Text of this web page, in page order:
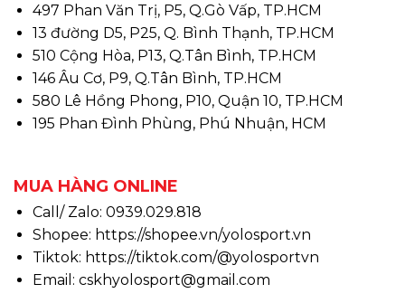
497 Phan Văn Trị, P5, Q.Gò Vấp, TP.HCM
13 đường D5, P25, Q. Bình Thạnh, TP.HCM
510 Cộng Hòa, P13, Q.Tân Bình, TP.HCM
146 Âu Cơ, P9, Q.Tân Bình, TP.HCM
580 Lê Hồng Phong, P10, Quận 10, TP.HCM
195 Phan Đình Phùng, Phú Nhuận, HCM
MUA HÀNG ONLINE
Call/ Zalo: 0939.029.818
Shopee: https://shopee.vn/yolosport.vn
Tiktok: https://tiktok.com/@yolosportvn
Email: cskhyolosport@gmail.com